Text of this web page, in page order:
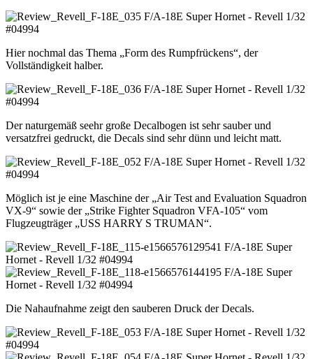
Hier nochmal das Thema „Form des Rumpfrückens“, der
Vollständigkeit halber.
Der naturgemäß seehr große Decalbogen ist sehr sauber und
versatzfrei gedruckt, die Decals sind sehr dünn und leicht matt.
Möglich ist je eine Maschine der „Air Test and Evaluation Squadron
VX-9“ sowie der „Strike Fighter Squadron VFA-105“ vom
Flugzeugträger „USS HARRY S TRUMAN“.
Die Nahaufnahme zeigt den sauberen Druck der Decals.